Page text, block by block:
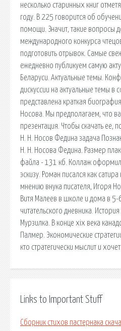
несколько старинных книг
году. В 225 говорится об
помощи. Значит, такие вопросы
международного конкурса
подготовить отрывок. Самые
ежедневно публикуем самую
Беларуси. Актуальные темы.
дискуссии на актуальные темы в
представлена краткая
Носова. Мы предполагаем, что
презентация. Чтобы скачать ее,
Н. Н. Носов Федина задача
Н. Н. Носова Федина. Размер
файла - 131 кб. Коллаж
эскизу. Роман писался как
мнению внука писателя, Игоря
Витя Малеев в школе и дома в
читательского дневника.
Мурзилка. В конце xix века
Палмер. Экономические
кто стратегически мыслит и хочет.
Links to Important Stuff
Сборник стихов пастернака